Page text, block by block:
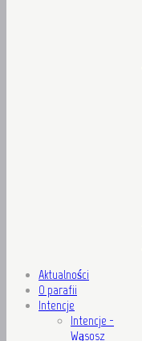
Aktualności
O parafii
Intencje
Intencje -
Wąsosz